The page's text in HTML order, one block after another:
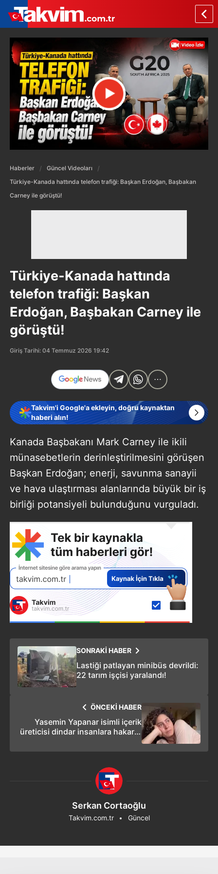
Haberler
Güncel Videoları
Türkiye-Kanada hattında telefon trafiği: Başkan Erdoğan, Başbakan
Carney ile görüştü!
Türkiye-Kanada hattında
telefon trafiği: Başkan
Erdoğan, Başbakan Carney ile
görüştü!
Giriş Tarihi: 04 Temmuz 2026 19:42
Takvim'i Google'a ekleyin, doğru kaynaktan
haberi alın!
Kanada Başbakanı Mark Carney ile ikili
münasebetlerin derinleştirilmesini görüşen
Başkan Erdoğan; enerji, savunma sanayii
ve hava ulaştırması alanlarında büyük bir iş
birliği potansiyeli bulunduğunu vurguladı.
SONRAKİ HABER
Lastiği patlayan minibüs devrildi:
22 tarım işçisi yaralandı!
ÖNCEKİ HABER
Yasemin Yapanar isimli içerik
üreticisi dindar insanlara hakaret
Serkan Cortaoğlu
Takvim.com.tr Güncel